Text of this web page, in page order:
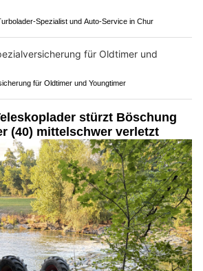
Spezialist und Auto-Service in Chur
für Oldtimer und Youngtimer
stürzt Böschung
(40) mittelschwer verletzt